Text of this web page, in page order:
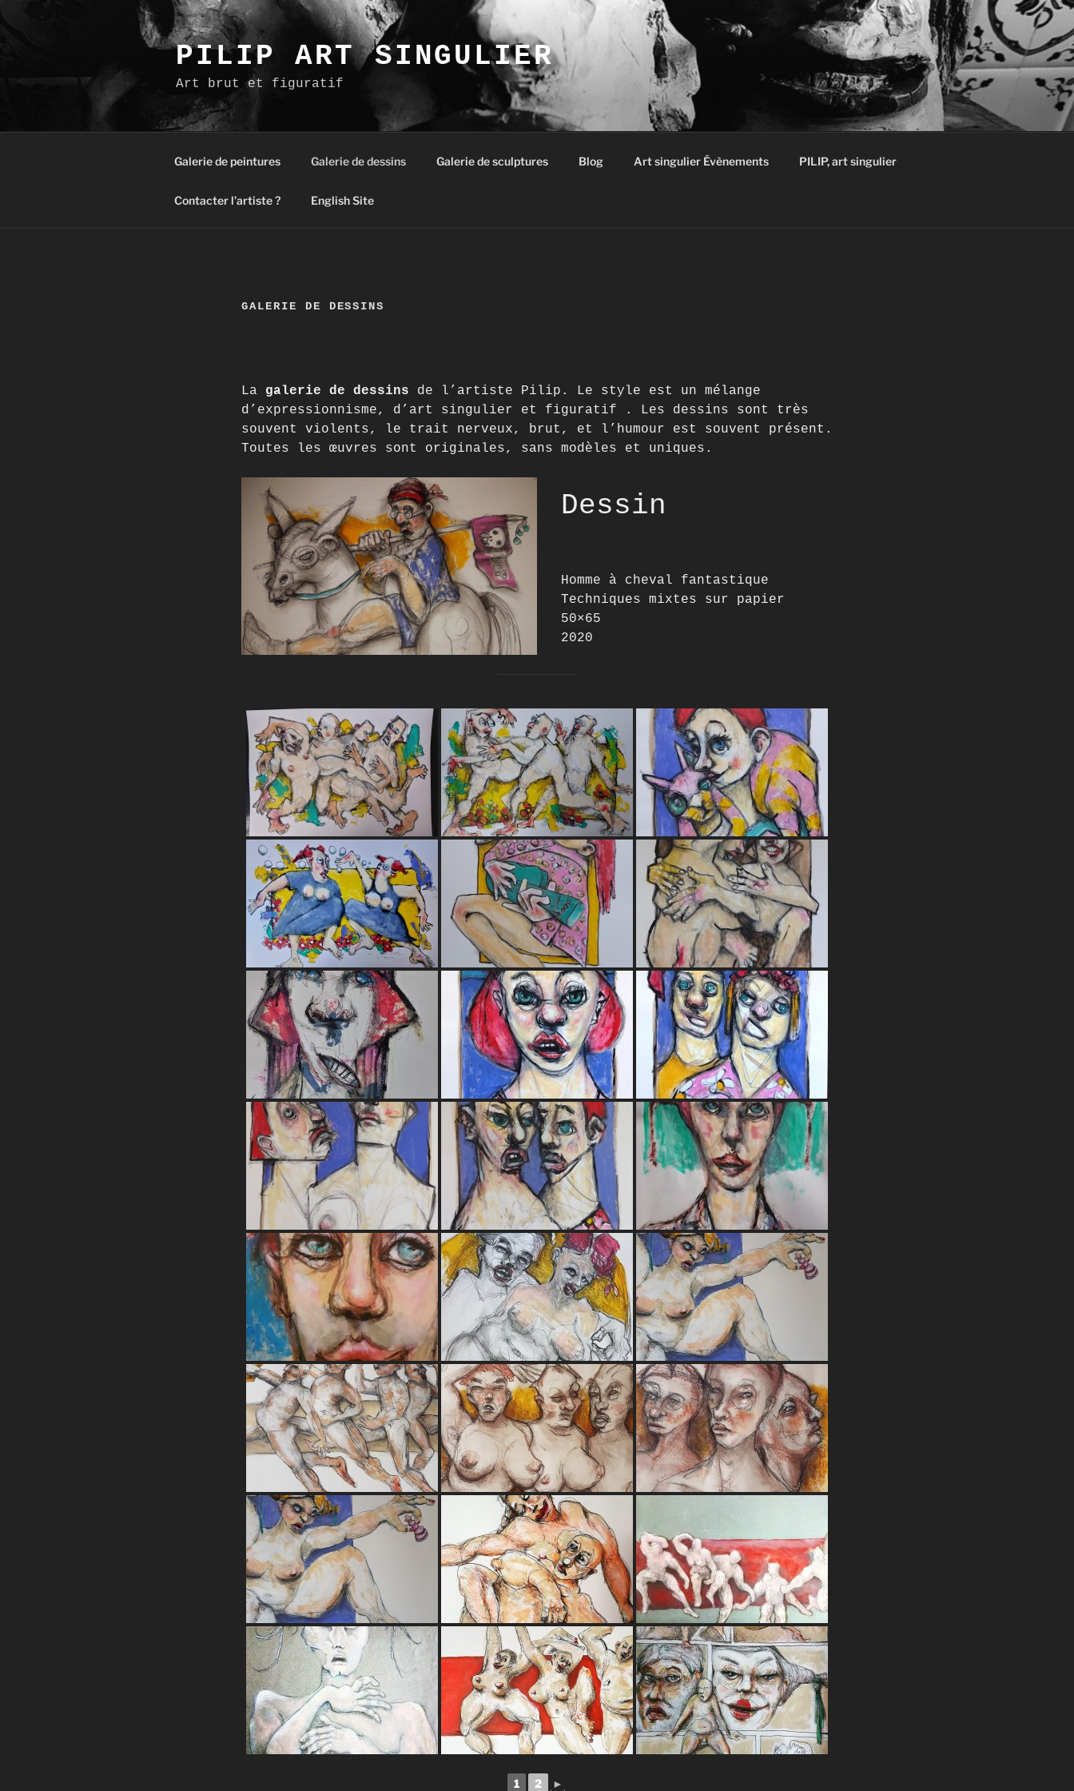
au
PILIP ART SINGULIER
Art brut et figuratif
Galerie de peintures Galerie de dessins Galerie de sculptures Blog Art singulier Évènements PILIP, art singulier
Contacter l’artiste ? English Site
GALERIE DE DESSINS
La galerie de dessins de l’artiste Pilip. Le style est un mélange
d’expressionnisme, d’art singulier et figuratif . Les dessins sont très
souvent violents, le trait nerveux, brut, et l’humour est souvent présent.
Toutes les œuvres sont originales, sans modèles et uniques.
Dessin
Homme à cheval fantastique
Techniques mixtes sur papier
50×65
2020
1 2 ►